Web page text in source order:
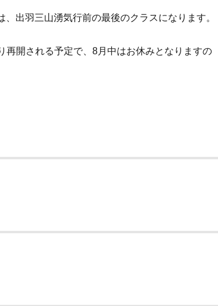
、出羽三山湧気行前の最後のクラスになります。
再開される予定で、8月中はお休みとなりますの